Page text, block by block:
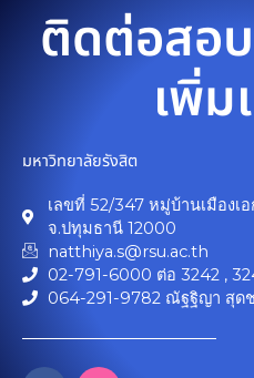
ติดต่อสอ
เพิ่ม
มหาวิทยาลัยรังสิต
เลขที่ 52/347 หมู่บ้านเมืองเ
จ.ปทุมธานี 12000
natthiya.s@rsu.ac.th
02-791-6000 ต่อ 3242 ,
064-291-9782 ณัฐฐิญา สุด